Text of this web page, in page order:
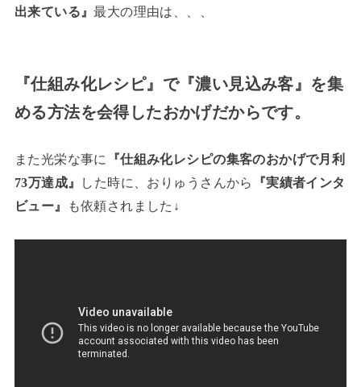
出来ている』最大の理由は、、、
『仕組み化レシピ』で『濃い見込み客』を集
める方法を会得したおかげだからです。
また光栄な事に 『仕組み化レシピの集客のおかげで月利
73万達成』
した時に、おりゅうさんから
『実績者インタ
ビュー』
も依頼されました↓